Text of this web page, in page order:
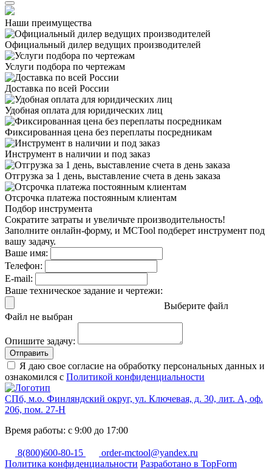
Наши преимущества
Официальный дилер ведущих производителей
Услуги подбора по чертежам
Доставка по всей России
Удобная оплата для юридических лиц
Фиксированная цена без переплаты посредникам
Инструмент в наличии и под заказ
Отгрузка за 1 день, выставление счета в день заказа
Отсрочка платежа постоянным клиентам
Подбор инструмента
Сократите затраты и увеличьте производительность!
Заполните онлайн-форму, и MCTool подберет инструмент под
вашу задачу.
Ваше имя:
Телефон:
E-mail:
Ваше техническое задание и чертежи:
Выберите файл
Файл не выбран
Опишите задачу:
Отправить
Я даю свое согласие на обработку персональных данных и
ознакомился с Политикой конфиденциальности
СПб, м.о. Финляндский округ, ул. Ключевая, д. 30, лит. А, оф.
206, пом. 27-Н
Время работы: с 9:00 до 17:00
8(800)600-80-15
order-mctool@yandex.ru
Политика конфиденциальности Разработано в TopForm